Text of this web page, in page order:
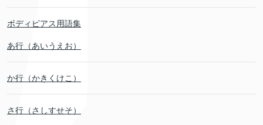
ボディピアス用語集
あ行（あいうえお）
か行（かきくけこ）
さ行（さしすせそ）